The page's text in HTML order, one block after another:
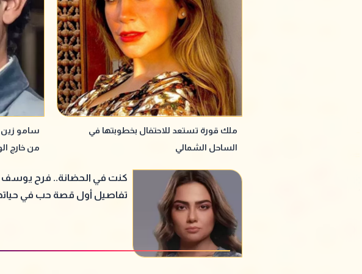
ملك قورة تستعد للاحتفال بخطوبتها في
الساحل الشمالي
سامو زين
من خارج
كنت في الحضانة.. فرح
تفاصيل أول قصة حب في